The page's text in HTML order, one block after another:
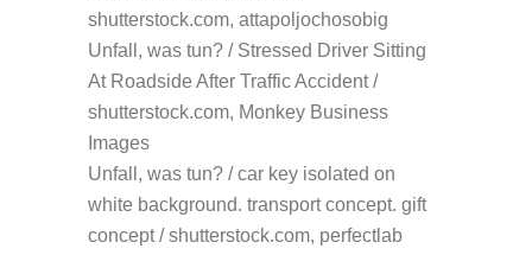
shutterstock.com, attapoljochosobig
Unfall, was tun? / Stressed Driver Sitting
At Roadside After Traffic Accident /
shutterstock.com, Monkey Business
Images
Unfall, was tun? / car key isolated on
white background. transport concept. gift
concept / shutterstock.com, perfectlab